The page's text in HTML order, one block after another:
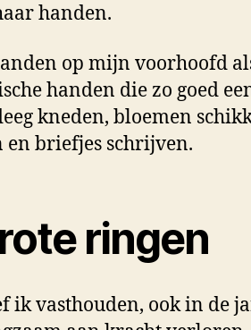
handen.
op mijn voorhoofd
handen die zo goed
kneden, bloemen
briefjes schrijven.
ringen
ik vasthouden, ook in de